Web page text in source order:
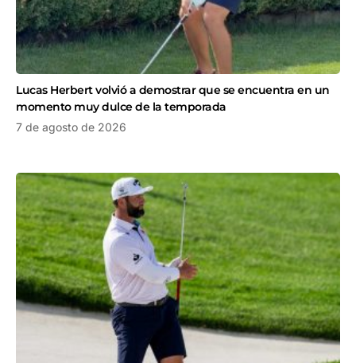
Lucas Herbert volvió a demostrar que se encuentra en un
momento muy dulce de la temporada
7 de agosto de 2026